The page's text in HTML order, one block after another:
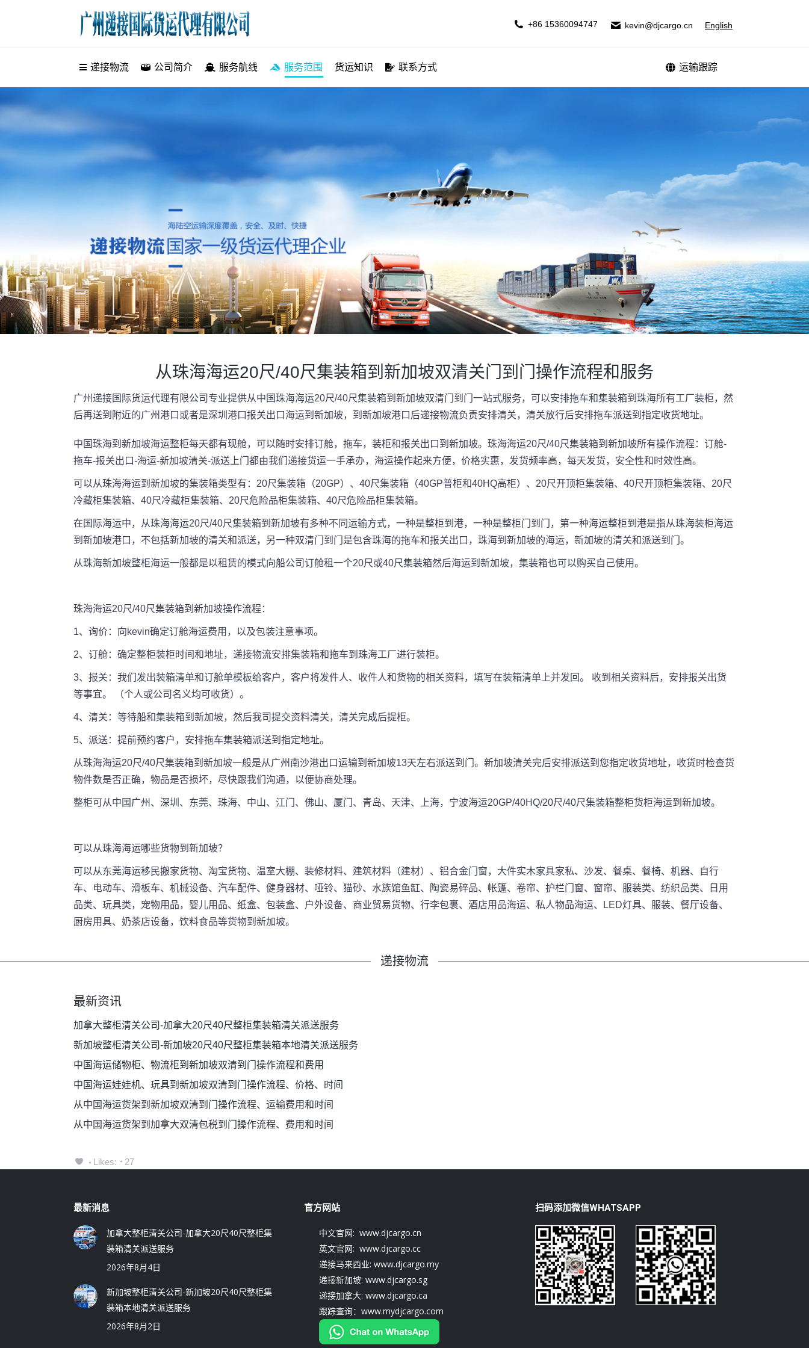
+86 15360094747 kevin@djcargo.cn English
递接物流 公司简介 服务航线 服务范围 货运知识 联系方式 运输跟踪
从珠海海运20尺/40尺集装箱到新加坡双清关门到门操作流程和服务
广州递接国际货运代理有限公司专业提供从中国珠海海运20尺/40尺集装箱到新加坡双清门到门一站式服务，可以安排拖车和集装箱到珠海所有工厂装柜，然
后再送到附近的广州港口或者是深圳港口报关出口海运到新加坡，到新加坡港口后递接物流负责安排清关，清关放行后安排拖车派送到指定收货地址。
中国珠海到新加坡海运整柜每天都有现舱，可以随时安排订舱，拖车，装柜和报关出口到新加坡。珠海海运20尺/40尺集装箱到新加坡所有操作流程：订舱-
拖车-报关出口-海运-新加坡清关-派送上门都由我们递接货运一手承办，海运操作起来方便，价格实惠，发货频率高，每天发货，安全性和时效性高。
可以从珠海海运到新加坡的集装箱类型有：20尺集装箱（20GP）、40尺集装箱（40GP普柜和40HQ高柜）、20尺开顶柜集装箱、40尺开顶柜集装箱、20尺
冷藏柜集装箱、40尺冷藏柜集装箱、20尺危险品柜集装箱、40尺危险品柜集装箱。
在国际海运中，从珠海海运20尺/40尺集装箱到新加坡有多种不同运输方式，一种是整柜到港，一种是整柜门到门，第一种海运整柜到港是指从珠海装柜海运
到新加坡港口，不包括新加坡的清关和派送，另一种双清门到门是包含珠海的拖车和报关出口，珠海到新加坡的海运，新加坡的清关和派送到门。
从珠海新加坡整柜海运一般都是以租赁的模式向船公司订舱租一个20尺或40尺集装箱然后海运到新加坡，集装箱也可以购买自己使用。
珠海海运20尺/40尺集装箱到新加坡操作流程：
1、询价：向kevin确定订舱海运费用，以及包装注意事项。
2、订舱：确定整柜装柜时间和地址，递接物流安排集装箱和拖车到珠海工厂进行装柜。
3、报关：我们发出装箱清单和订舱单模板给客户，客户将发件人、收件人和货物的相关资料，填写在装箱清单上并发回。 收到相关资料后，安排报关出货
等事宜。 （个人或公司名义均可收货）。
4、清关：等待船和集装箱到新加坡，然后我司提交资料清关，清关完成后提柜。
5、派送：提前预约客户，安排拖车集装箱派送到指定地址。
从珠海海运20尺/40尺集装箱到新加坡一般是从广州南沙港出口运输到新加坡13天左右派送到门。新加坡清关完后安排派送到您指定收货地址，收货时检查货
物件数是否正确，物品是否损坏，尽快跟我们沟通，以便协商处理。
整柜可从中国广州、深圳、东莞、珠海、中山、江门、佛山、厦门、青岛、天津、上海，宁波海运20GP/40HQ/20尺/40尺集装箱整柜货柜海运到新加坡。
可以从珠海海运哪些货物到新加坡？
可以从东莞海运移民搬家货物、淘宝货物、温室大棚、装修材料、建筑材料（建材）、铝合金门窗，大件实木家具家私、沙发、餐桌、餐椅、机器、自行
车、电动车、滑板车、机械设备、汽车配件、健身器材、哑铃、猫砂、水族馆鱼缸、陶瓷易碎品、帐篷、卷帘、护栏门窗、窗帘、服装类、纺织品类、日用
品类、玩具类，宠物用品，婴儿用品、纸盒、包装盒、户外设备、商业贸易货物、行李包裹、酒店用品海运、私人物品海运、LED灯具、服装、餐厅设备、
厨房用具、奶茶店设备，饮料食品等货物到新加坡。
递接物流
最新资讯
加拿大整柜清关公司-加拿大20尺40尺整柜集装箱清关派送服务
新加坡整柜清关公司-新加坡20尺40尺整柜集装箱本地清关派送服务
中国海运储物柜、物流柜到新加坡双清到门操作流程和费用
中国海运娃娃机、玩具到新加坡双清到门操作流程、价格、时间
从中国海运货架到新加坡双清到门操作流程、运输费用和时间
从中国海运货架到加拿大双清包税到门操作流程、费用和时间
Likes: 27
最新消息
加拿大整柜清关公司-加拿大20尺40尺整柜集
装箱清关派送服务
2026年8月4日
新加坡整柜清关公司-新加坡20尺40尺整柜集
装箱本地清关派送服务
2026年8月2日
官方网站
中文官网: www.djcargo.cn
英文官网: www.djcargo.cc
递接马来西业: www.djcargo.my
递接新加坡: www.djcargo.sg
递接加拿大: www.djcargo.ca
跟踪查询：www.mydjcargo.com
扫码添加微信WHATSAPP
递接物流 联系方式 运输跟踪